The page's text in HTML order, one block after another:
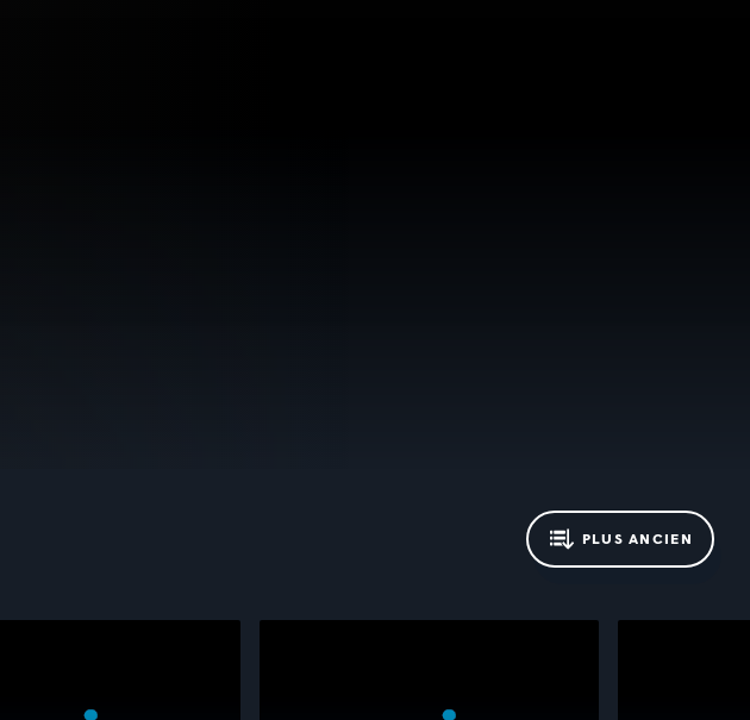
PLUS ANCIEN